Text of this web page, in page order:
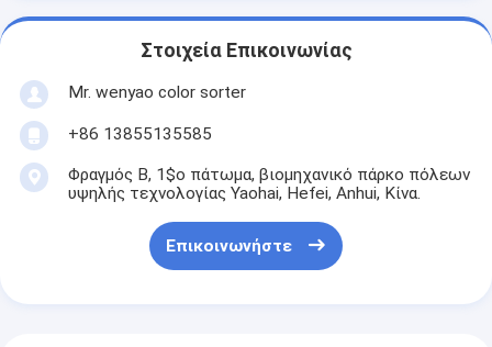
Στοιχεία Επικοινωνίας
Mr. wenyao color sorter
+86 13855135585
Φραγμός Β, 1$ο πάτωμα, βιομηχανικό πάρκο πόλεων
υψηλής τεχνολογίας Yaohai, Hefei, Anhui, Κίνα.
Επικοινωνήστε